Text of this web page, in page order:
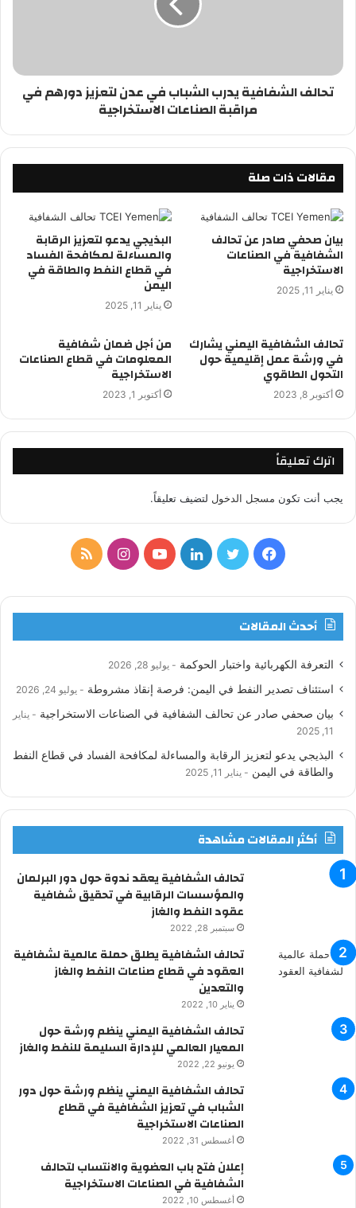
تحالف الشفافية يدرب الشباب في عدن لتعزيز دورهم في
مراقبة الصناعات الاستخراجية
مقالات ذات صلة
بيان صحفي صادر عن تحالف
الشفافية في الصناعات
الاستخراجية
يناير 11, 2025
البذيجي يدعو لتعزيز الرقابة
والمساءلة لمكافحة الفساد
في قطاع النفط والطاقة في
اليمن
يناير 11, 2025
تحالف الشفافية اليمني يشارك
في ورشة عمل إقليمية حول
التحول الطاقوي
أكتوبر 8, 2023
من أجل ضمان شفافية
المعلومات في قطاع الصناعات
الاستخراجية
أكتوبر 1, 2023
اترك تعليقاً
يجب أنت تكون مسجل الدخول لتضيف تعليقاً.
س
و
ك
ي
ن
إ
ت
و
ب
س
ر
خ
ل
ق
S
أحدث المقالات
التعرفة الكهربائية واختبار الحوكمة يوليو 28, 2026
استئناف تصدير النفط في اليمن: فرصة إنقاذ مشروطة يوليو 24, 2026
بيان صحفي صادر عن تحالف الشفافية في الصناعات الاستخراجية
يناير
11, 2025
البذيجي يدعو لتعزيز الرقابة والمساءلة لمكافحة الفساد في قطاع النفط
والطاقة في اليمن
يناير 11, 2025
أكثر المقالات مشاهدة
تحالف الشفافية يعقد ندوة حول دور البرلمان
والمؤسسات الرقابية في تحقيق شفافية
عقود النفط والغاز
سبتمبر 28, 2022
تحالف الشفافية يطلق حملة عالمية لشفافية
العقود في قطاع صناعات النفط والغاز
والتعدين
يناير 10, 2022
تحالف الشفافية اليمني ينظم ورشة حول
المعيار العالمي للإدارة السليمة للنفط والغاز
يونيو 22, 2022
تحالف الشفافية اليمني ينظم ورشة حول دور
الشباب في تعزيز الشفافية في قطاع
الصناعات الاستخراجية
أغسطس 31, 2022
إعلان فتح باب العضوية والانتساب لتحالف
الشفافية في الصناعات الاستخراجية
أغسطس 10, 2022